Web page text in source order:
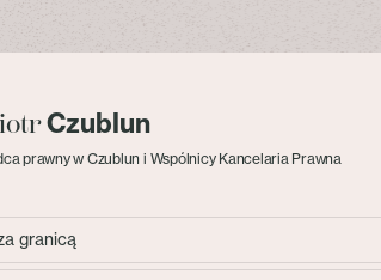
Czublun
prawny w Czublun i Wspólnicy Kancelaria Prawna
granicą